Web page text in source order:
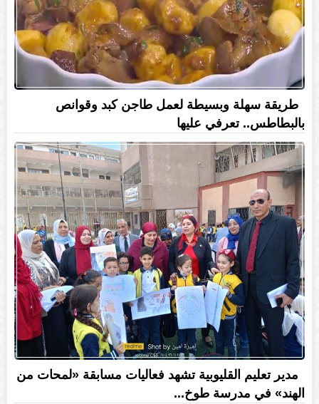
طريقة سهلة وبسيطة لعمل طاجن كبد وقوانص
بالبطاطس.. تعرفي عليها
مدير تعليم القليوبية تشهد فعاليات مسابقة «لمحات من
الهند» في مدرسة طوخ...